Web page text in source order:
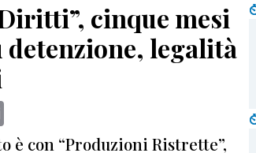
cinque mesi
legalità
è con “Produzioni Ristrette”,